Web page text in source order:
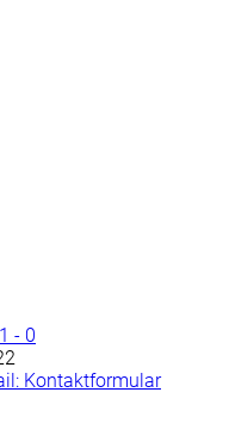
- 0
Kontaktformular